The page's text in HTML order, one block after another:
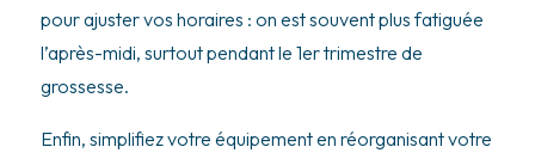
pour ajuster vos horaires : on est souvent plus fatiguée
l’après-midi, surtout pendant le 1er trimestre de
grossesse.
Enfin, simplifiez votre équipement en réorganisant votre